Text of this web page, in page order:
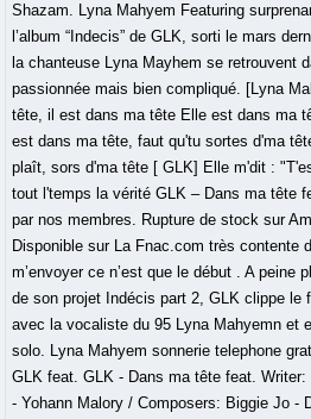
Shazam. Lyna Mahyem Featuring
l’album “Indecis” de GLK, sorti le mars
la chanteuse Lyna Mayhem se retrouvent
passionnée mais bien compliqué. [Lyna
tête, il est dans ma tête Elle est dans ma
est dans ma tête, faut qu'tu sortes d'ma
plaît, sors d'ma tête [ GLK] Elle m'dit :
tout l'temps la vérité GLK – Dans ma tête
par nos membres. Rupture de stock sur
Disponible sur La Fnac.com très contente
m’envoyer ce n’est que le début . A peine
de son projet Indécis part 2, GLK clippe le
avec la vocaliste du 95 Lyna Mahyemn et
solo. Lyna Mahyem sonnerie telephone
GLK feat. GLK - Dans ma tête feat.
- Yohann Malory / Composers: Biggie Jo -